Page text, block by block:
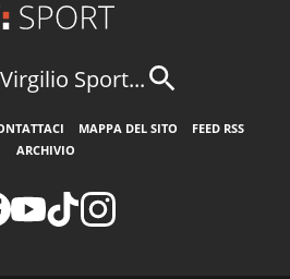
Sport...
MAPPA DEL SITO
FEED RSS
ARCHIVIO